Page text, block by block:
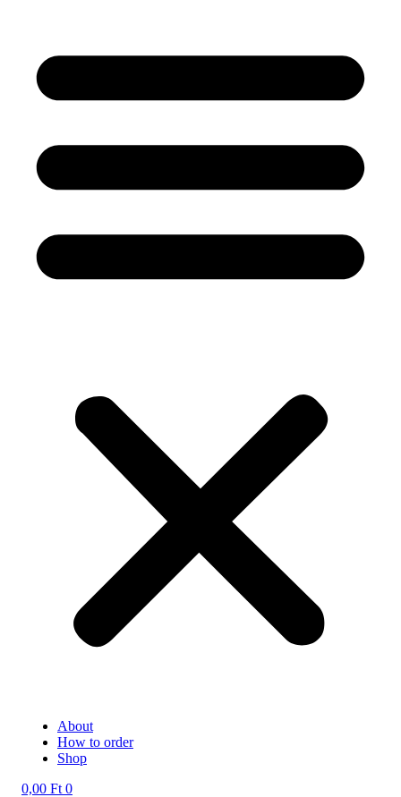
About
How to order
Shop
0,00 Ft 0